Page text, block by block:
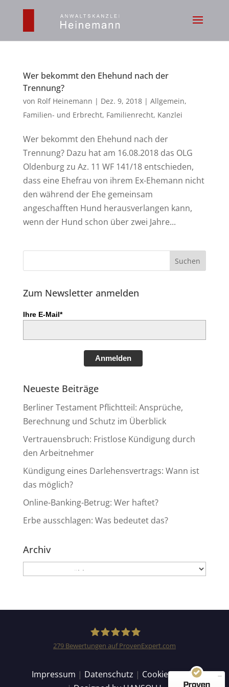
Wer bekommt den Ehehund nach der
Trennung?
von Rolf Heinemann | Dez. 9, 2018| Allgemein,
Familien- und Erbrecht, Familienrecht, Kanzlei
Wer bekommt den Ehehund nach der
Trennung? Dazu hat am 16.08.2018 das OLG
Oldenburg zu Az. 11 WF 141/18 entschieden,
dass eine Ehefrau von ihrem Ex-Ehemann nicht
den während der Ehe gemeinsam
angeschafften Hund herausverlangen kann,
wenn der Hund schon über zwei Jahre...
Zum Newsletter anmelden
Ihre E-Mail*
Anmelden
Neueste Beiträge
Berliner Testament Pflichtteil: Ansprüche,
Berechnung und Schutz im Überblick
Vertrauensbruch: Fristlose Kündigung durch
den Arbeitnehmer
Kündigung eines Darlehensvertrags: Wann ist
das möglich?
Online-Banking-Betrug: Wer haftet?
Erbe ausschlagen: Was bedeutet das?
Archiv
279Bewertungen auf ProvenExpert.com
Impressum | Datenschutz | Cookie Details
Anwaltskanzlei Heinemann & Rummel GbR
Empfehlungen auf
SEHR GUT
155
124